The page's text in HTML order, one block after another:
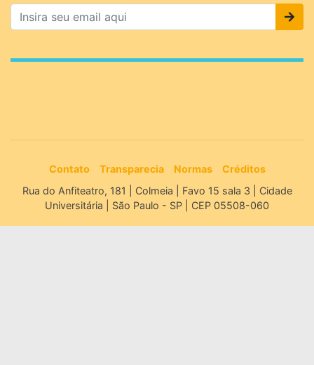
Contato Transparecia Normas
Créditos
Rua do Anfiteatro, 181 | Colmeia | Favo 15 sala 3 | Cidade
Universitária | São Paulo - SP | CEP 05508-060